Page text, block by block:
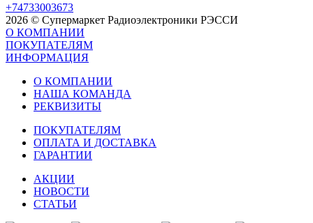
+74733003673
2026 © Супермаркет Радиоэлектроники РЭССИ
О КОМПАНИИ
ПОКУПАТЕЛЯМ
ИНФОРМАЦИЯ
О КОМПАНИИ
НАША КОМАНДА
РЕКВИЗИТЫ
ПОКУПАТЕЛЯМ
ОПЛАТА И ДОСТАВКА
ГАРАНТИИ
АКЦИИ
НОВОСТИ
СТАТЬИ